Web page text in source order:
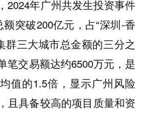
2024年广州共发生投资事件
突破200亿元，占“深圳-香
群三大城市总金额的三分之
笔交易额达约6500万元，是
值的1.5倍，显示广州风险
且具备较高的项目质量和资